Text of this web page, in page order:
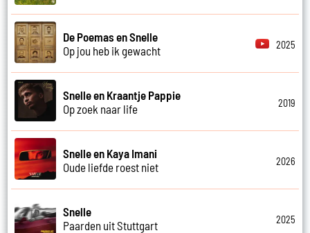
De Poemas en Snelle
Op jou heb ik gewacht
2025
Snelle en Kraantje Pappie
Op zoek naar life
2019
Snelle en Kaya Imani
Oude liefde roest niet
2026
Snelle
Paarden uit Stuttgart
2025